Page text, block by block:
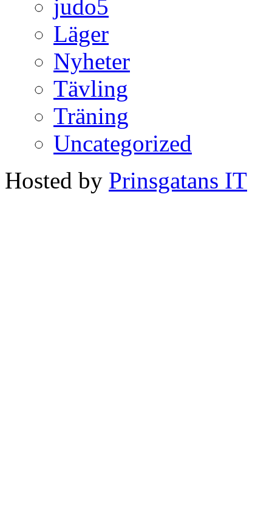
judo5
Läger
Nyheter
Tävling
Träning
Uncategorized
Hosted by Prinsgatans IT